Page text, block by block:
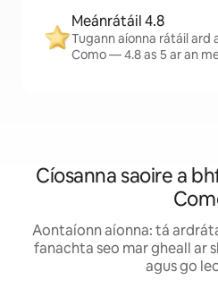
Meánrátáil 4.8
Tugann aíonna rátáil ard
Como — 4.8 as 5 ar an
Cíosanna saoire a
Aontaíonn aíonna: tá
fanachta seo mar gheall ar
agus go